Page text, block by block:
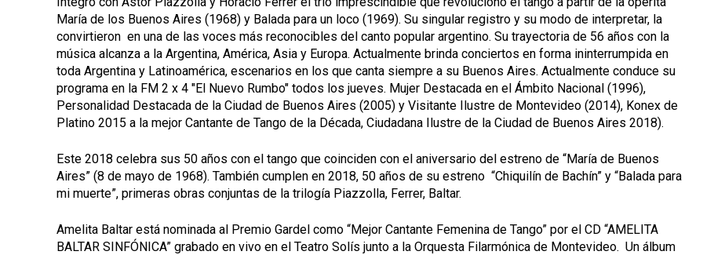
María de los Buenos Aires (1968) y Balada para un loco (1969). Su singular registro y su modo de interpretar, la
convirtieron en una de las voces más reconocibles del canto popular argentino. Su trayectoria de 56 años con la
música alcanza a la Argentina, América, Asia y Europa. Actualmente brinda conciertos en forma ininterrumpida en
toda Argentina y Latinoamérica, escenarios en los que canta siempre a su Buenos Aires. Actualmente conduce su
programa en la FM 2 x 4 "El Nuevo Rumbo" todos los jueves. Mujer Destacada en el Ámbito Nacional (1996),
Personalidad Destacada de la Ciudad de Buenos Aires (2005) y Visitante Ilustre de Montevideo (2014), Konex de
Platino 2015 a la mejor Cantante de Tango de la Década, Ciudadana Ilustre de la Ciudad de Buenos Aires 2018).
Este 2018 celebra sus 50 años con el tango que coinciden con el aniversario del estreno de “María de Buenos
Aires” (8 de mayo de 1968). También cumplen en 2018, 50 años de su estreno “Chiquilín de Bachín” y “Balada para
mi muerte”, primeras obras conjuntas de la trilogía Piazzolla, Ferrer, Baltar.
Amelita Baltar está nominada al Premio Gardel como “Mejor Cantante Femenina de Tango” por el CD “AMELITA
BALTAR SINFÓNICA” grabado en vivo en el Teatro Solís junto a la Orquesta Filarmónica de Montevideo. Un álbum